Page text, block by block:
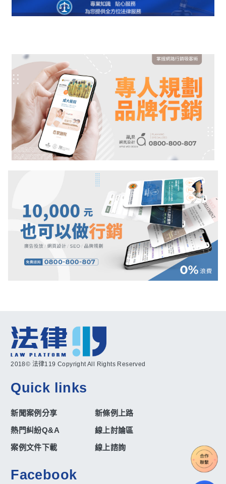
2018© 法律119 Copyright All Rights Reserved
Quick links
新聞案例分享
新條例上路
熱門糾紛Q&A
線上討論區
案例文件下載
線上諮詢
Facebook